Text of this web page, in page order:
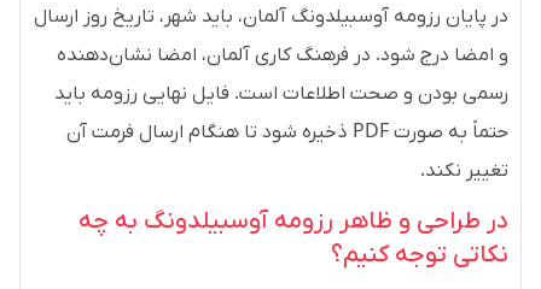
در پایان رزومه آوسبیلدونگ آلمان، باید شهر، تاریخ روز ارسال
و امضا درج شود. در فرهنگ کاری آلمان، امضا نشان‌دهنده
رسمی بودن و صحت اطلاعات است. فایل نهایی رزومه باید
حتماً به صورت PDF ذخیره شود تا هنگام ارسال فرمت آن
تغییر نکند.
در طراحی و ظاهر رزومه آوسبیلدونگ به چه
نکاتی توجه کنیم؟